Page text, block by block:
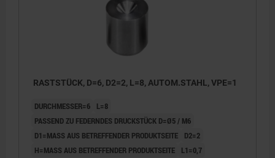
RASTSTÜCK, D=6, D2=2, L=8, AUTOM.STAHL, VPE=1
DURCHMESSER=6
L=8
PASSEND ZU FEDERNDES DRUCKSTÜCK D=Ø5 / M6
D1=MASS AUS BETREFFENDER PRODUKTSEITE
D2=2
H=MASS AUS BETREFFENDER PRODUKTSEITE
L1=0,7